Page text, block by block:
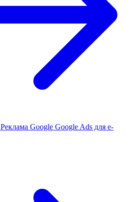
Реклама Google Google Ads для e-